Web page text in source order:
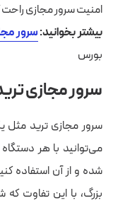
امنیت سرور مجازی راحت
بیشتر بخوانید:سرور
بورس
سرور مجازی
سرور مجازی ترید
می‌توانید با هر
شده و از آن استفاده